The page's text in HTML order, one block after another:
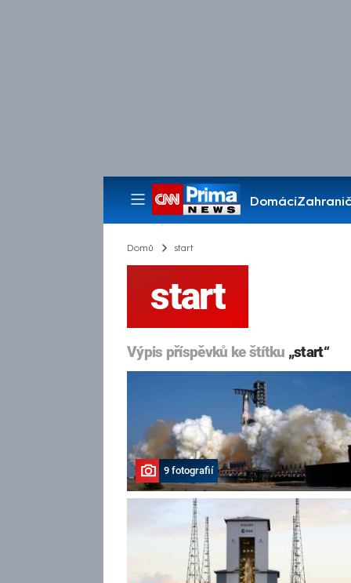
Domácí
Pořady
Domů start
start
Výpis příspěvků ke štítku „start“
9 fotografií